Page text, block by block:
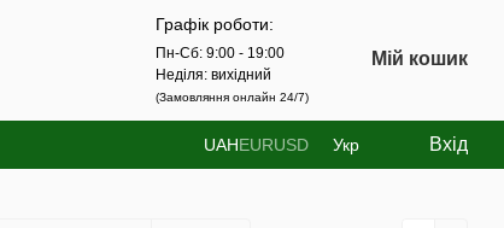
Графік роботи:
Пн-Сб: 9:00 - 19:00
Неділя: вихідний
(Замовляння онлайн 24/7)
Мій кошик
UAHEURUSD Укр Вхід